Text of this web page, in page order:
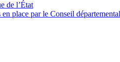
de l’État
place par le Conseil